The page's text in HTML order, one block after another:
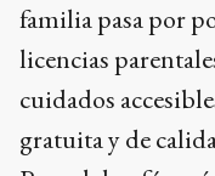
familia pasa por
licencias
cuidados
gratuita y de